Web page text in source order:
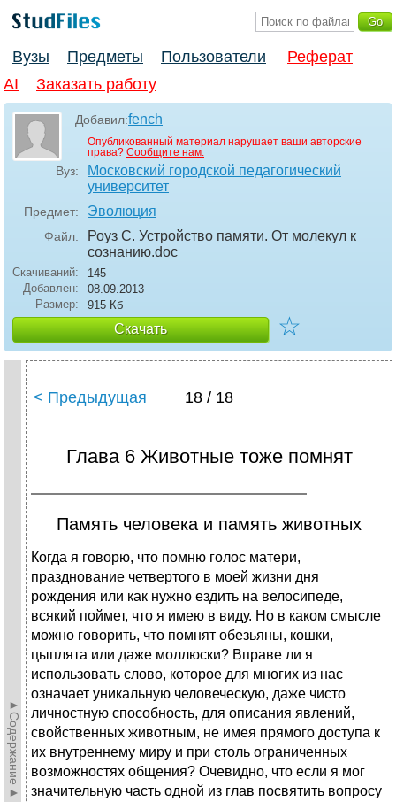
Вузы Предметы Пользователи
Реферат
AI
Заказать работу
Добавил:fench
Опубликованный материал нарушает ваши авторские
права? Сообщите нам.
Вуз:
Московский городской педагогический
университет
Предмет: Эволюция
Файл:
Роуз С. Устройство памяти. От молекул к
сознанию.doc
Скачиваний:
145
Добавлен:
08.09.2013
Размер:
915 Кб
Скачать ☆
►Содержание►
< Предыдущая 18 / 18
Глава 6 Животные тоже помнят
Память человека и память животных
Когда я говорю, что помню голос матери,
празднование четвертого в моей жизни дня
рождения или как нужно ездить на велосипеде,
всякий поймет, что я имею в виду. Но в каком смысле
можно говорить, что помнят обезьяны, кошки,
цыплята или даже моллюски? Вправе ли я
использовать слово, которое для многих из нас
означает уникальную человеческую, даже чисто
личностную способность, для описания явлений,
свойственных животным, не имея прямого доступа к
их внутреннему миру и при столь ограниченных
возможностях общения? Очевидно, что если я мог
значительную часть одной из глав посвятить вопросу